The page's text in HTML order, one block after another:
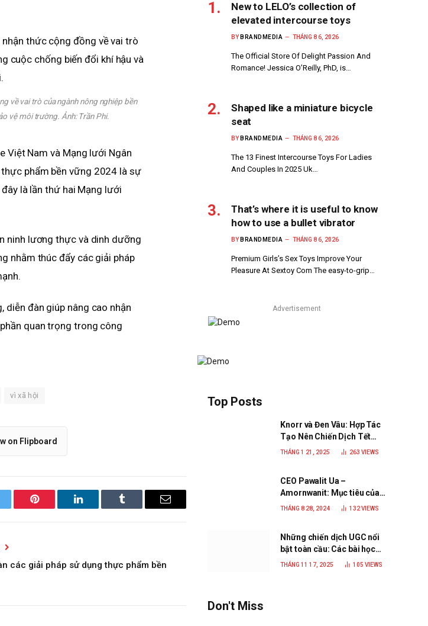
về vai trò của ngành nông nghiệp bền
vệ môi trường. Ảnh:Trần Phi.
Việt Nam và Mạng lưới Ngân
phẩm bền vững 2024 là sự
là lần thứ hai Mạng lưới
ninh lương thực và dinh dưỡng
nhằm thúc đẩy các giải pháp
diễn đàn giúp nâng cao nhận
quan trọng trong công
vì xã hội
on Flipboard
Pinterest LinkedIn Tumblr Email
các giải pháp sử dụng thực phẩm bền
New to LELO’s collection of
elevated intercourse toys
BY BRANDMEDIA THÁNG 8 6, 2026
The Official Store Of Delight Passion And
Romance! Jessica O’Reilly, PhD, is…
Shaped like a miniature bicycle
seat
BY BRANDMEDIA THÁNG 8 6, 2026
The 13 Finest Intercourse Toys For Ladies
And Couples In 2025 Uk…
That’s where it is useful to know
how to use a bullet vibrator
BY BRANDMEDIA THÁNG 8 6, 2026
Premium Girls’s Sex Toys Improve Your
Pleasure At Sextoy Com The easy-to-grip…
Advertisement
Top Posts
Knorr và Đen Vâu: Hợp Tác
Tạo Nên Chiến Dịch Tết
2025 Đầy Cảm Xúc “Vị Nhà”
THÁNG 1 21, 2025 263VIEWS
CEO Pawalit Ua –
Amornwanit: Mục tiêu của
C.P. Việt Nam là trở thành
THÁNG 8 28, 2024 132VIEWS
Những chiến dịch UGC nổi
bật toàn cầu: Các bài học
đắt giá cho thương hiệu
THÁNG 11 17, 2025 105VIEWS
Don't Miss